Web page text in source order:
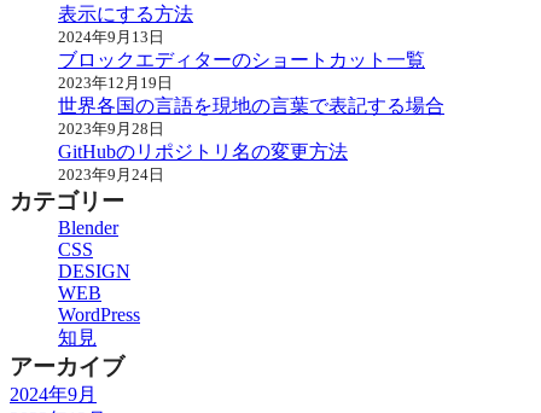
表示にする方法
2024年9月13日
ブロックエディターのショートカット一覧
2023年12月19日
世界各国の言語を現地の言葉で表記する場合
2023年9月28日
GitHubのリポジトリ名の変更方法
2023年9月24日
カテゴリー
Blender
CSS
DESIGN
WEB
WordPress
知見
アーカイブ
2024年9月